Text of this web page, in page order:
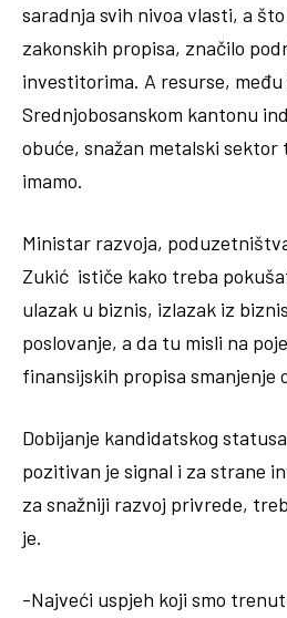
saradnja svih nivoa vlasti, a
zakonskih propisa, značilo
investitorima. A resurse, među
Srednjobosanskom kantonu
obuće, snažan metalski
imamo.
Ministar razvoja,
Zukić ističe kako treba
ulazak u biznis, izlazak iz
poslovanje, a da tu misli na
finansijskih propisa smanjenje
Dobijanje kandidatskog
pozitivan je signal i za strane
za snažniji razvoj privrede,
je.
-Najveći uspjeh koji smo